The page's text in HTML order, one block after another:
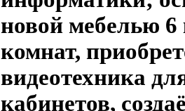
новой мебелью
комнат,
видеотехника
кабинетов,